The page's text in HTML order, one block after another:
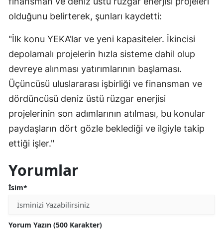
olduğunu belirterek, şunları kaydetti:
"İlk konu YEKA’lar ve yeni kapasiteler. İkincisi
depolamalı projelerin hızla sisteme dahil olup
devreye alınması yatırımlarının başlaması.
Üçüncüsü uluslararası işbirliği ve finansman ve
dördüncüsü deniz üstü rüzgar enerjisi
projelerinin son adımlarının atılması, bu konular
paydaşların dört gözle beklediği ve ilgiyle takip
ettiği işler."
Yorumlar
İsim*
Yorum Yazın (500 Karakter)